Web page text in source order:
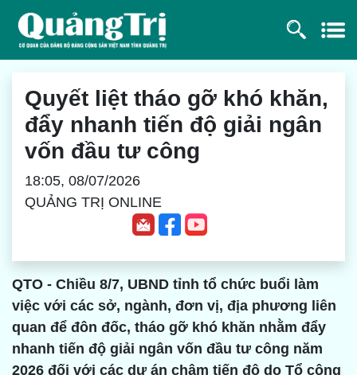
Quyết liệt tháo gỡ khó khăn,
đẩy nhanh tiến độ giải ngân
vốn đầu tư công
18:05, 08/07/2026
QUẢNG TRỊ ONLINE
QTO - Chiều 8/7, UBND tỉnh tổ chức buổi làm
việc với các sở, ngành, đơn vị, địa phương liên
quan để đôn đốc, tháo gỡ khó khăn nhằm đẩy
nhanh tiến độ giải ngân vốn đầu tư công năm
2026 đối với các dự án chậm tiến độ do Tổ công